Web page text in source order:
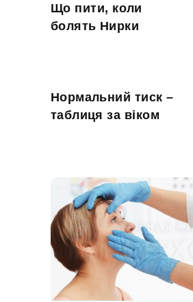
Що пити, коли
болять Нирки
Нормальний тиск –
таблиця за віком